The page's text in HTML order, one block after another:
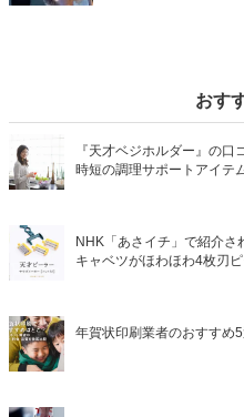
おす
『天才ベジホルダー』の口
時短の調理サポートアイテ
NHK「あさイチ」で紹介さ
キャベツがほわほわ4枚刃
年賀状印刷業者のおすすめ